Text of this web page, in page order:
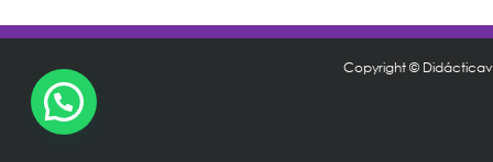
Copyright ©